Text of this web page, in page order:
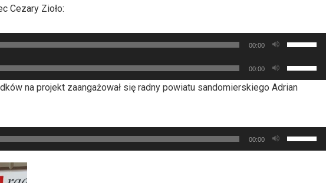
Cezary Zioło:
00:00
do
góry
00:00
strzałek
do
do
na projekt zaangażował się radny powiatu sandomierskiego Adrian
00:00
strzałek